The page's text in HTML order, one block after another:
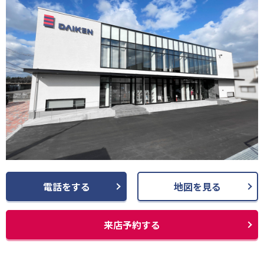
電話をする 地図を見る
来店予約する